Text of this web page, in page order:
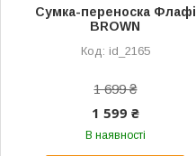
Сумка-переноска Флафі
BROWN
id_2165
1 699 ₴
1 599 ₴
В наявності